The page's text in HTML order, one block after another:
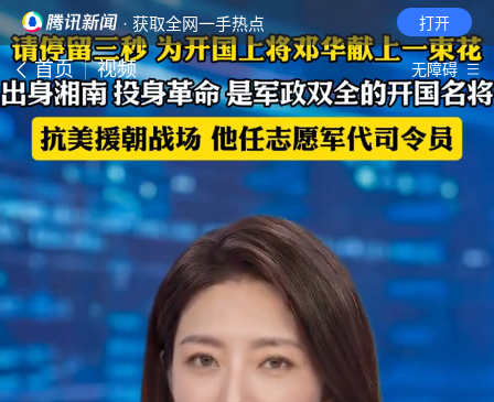
· 获取全网一手热点 打开
首页 视频 无障碍